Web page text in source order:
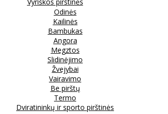
Odinės
Kailinės
Bambukas
Angora
Megztos
Slidinėjimo
Žvejybai
Vairavimo
Be pirštų
Termo
Dviratininkų ir sporto pirštinės